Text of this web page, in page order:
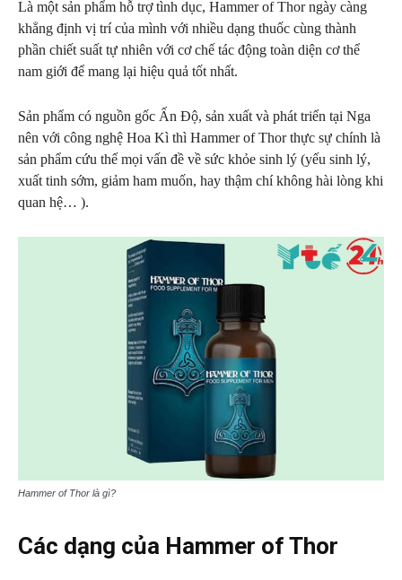
Là một sản phẩm hỗ trợ tình dục, Hammer of Thor ngày càng
khẳng định vị trí của mình với nhiều dạng thuốc cùng thành
phần chiết suất tự nhiên với cơ chế tác động toàn diện cơ thể
nam giới để mang lại hiệu quả tốt nhất.
Sản phẩm có nguồn gốc Ấn Độ, sản xuất và phát triển tại Nga
nên với công nghệ Hoa Kì thì Hammer of Thor thực sự chính là
sản phẩm cứu thế mọi vấn đề về sức khỏe sinh lý (yếu sinh lý,
xuất tinh sớm, giảm ham muốn, hay thậm chí không hài lòng khi
quan hệ… ).
Hammer of Thor là gì?
Các dạng của Hammer of Thor